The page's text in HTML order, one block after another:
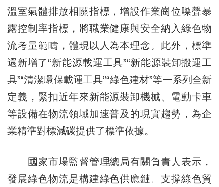
溫室氣體排放相關指標，增設作業崗位噪聲暴
露控制率指標，將職業健康與安全納入綠色物
流考量範疇，體現以人為本理念。此外，標準
還新增了“新能源載運工具”“新能源裝卸搬運工
具”“清潔環保載運工具”“綠色建材”等一系列全新
定義，緊扣近年來新能源裝卸機械、電動卡車
等設備在物流領域加速普及的現實趨勢，為企
業精準對標減碳提供了標準依據。
國家市場監督管理總局有關負責人表示，
發展綠色物流是構建綠色供應鏈、支撐綠色貿